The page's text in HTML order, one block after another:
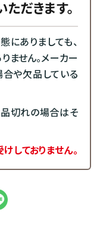
だきます。
ありましても、
ません。メーカー
や欠品している
切れの場合はそ
しておりません。